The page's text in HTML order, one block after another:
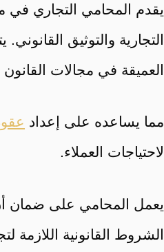
يقدم المحامي التجاري في
التجارية والتوثيق
العميقة في مجالات القانون
مما يساعده على إعداد
لاحتياجات العملاء.
يعمل المحامي على ضمان
الشروط القانونية اللازمة